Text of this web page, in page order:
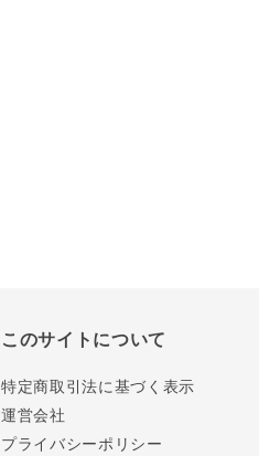
このサイトについて
特定商取引法に基づく表示
運営会社
プライバシーポリシー